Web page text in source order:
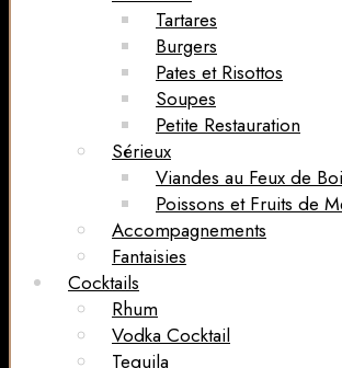
Tartares
Burgers
Pates et Risottos
Soupes
Petite Restauration
Sérieux
Viandes au Feux de
Poissons et Fruits de
Accompagnements
Fantaisies
Cocktails
Rhum
Vodka Cocktail
Tequila